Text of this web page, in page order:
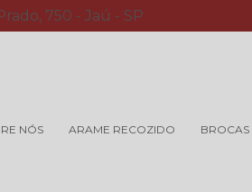
750 - Jaú - SP
NÓS ARAME RECOZIDO BROCAS